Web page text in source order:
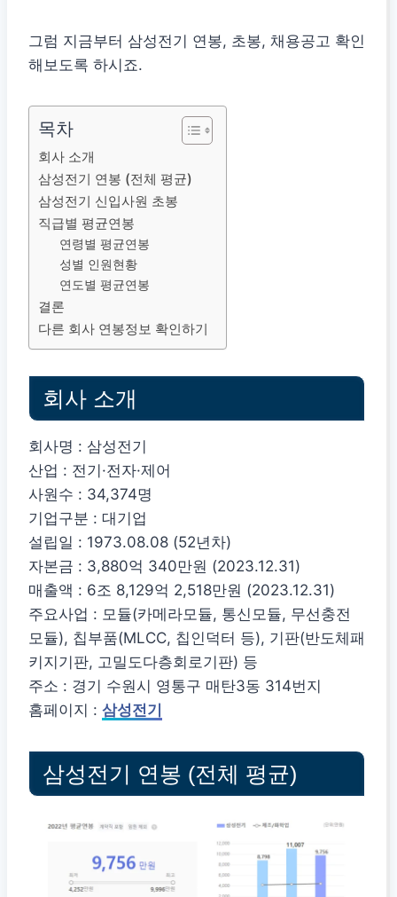
그럼 지금부터 삼성전기 연봉, 초봉, 채용공고 확인
해보도록 하시죠.
목차
회사 소개
삼성전기 연봉 (전체 평균)
삼성전기 신입사원 초봉
직급별 평균연봉
연령별 평균연봉
성별 인원현황
연도별 평균연봉
결론
다른 회사 연봉정보 확인하기
회사 소개
회사명 : 삼성전기
산업 : 전기·전자·제어
사원수 : 34,374명
기업구분 : 대기업
설립일 : 1973.08.08 (52년차)
자본금 : 3,880억 340만원 (2023.12.31)
매출액 : 6조 8,129억 2,518만원 (2023.12.31)
주요사업 : 모듈(카메라모듈, 통신모듈, 무선충전
모듈), 칩부품(MLCC, 칩인덕터 등), 기판(반도체패
키지기판, 고밀도다층회로기판) 등
주소 : 경기 수원시 영통구 매탄3동 314번지
홈페이지 : 삼성전기
삼성전기 연봉 (전체 평균)